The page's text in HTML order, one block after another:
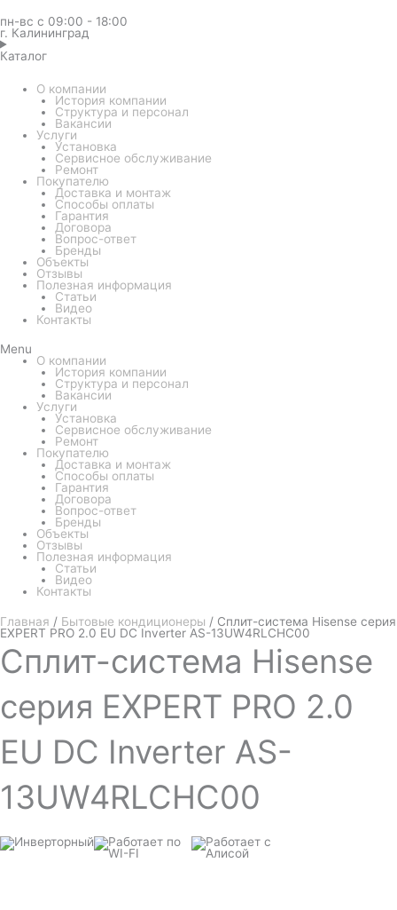
пн-вс с 09:00 - 18:00
г. Калининград
Каталог
О компании
История компании
Структура и персонал
Вакансии
Услуги
Установка
Сервисное обслуживание
Ремонт
Покупателю
Доставка и монтаж
Способы оплаты
Гарантия
Договора
Вопрос-ответ
Бренды
Объекты
Отзывы
Полезная информация
Статьи
Видео
Контакты
Menu
О компании
История компании
Структура и персонал
Вакансии
Услуги
Установка
Сервисное обслуживание
Ремонт
Покупателю
Доставка и монтаж
Способы оплаты
Гарантия
Договора
Вопрос-ответ
Бренды
Объекты
Отзывы
Полезная информация
Статьи
Видео
Контакты
Главная / Бытовые кондиционеры / Сплит-система Hisense серия
EXPERT PRO 2.0 EU DC Inverter AS-13UW4RLCHC00
Сплит-система Hisense
серия EXPERT PRO 2.0
EU DC Inverter AS-
13UW4RLCHC00